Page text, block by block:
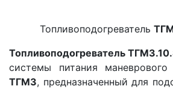
Топливоподогреватель
Топливоподогреватель
системы питания маневрового
ТГМ3, предназначенный для